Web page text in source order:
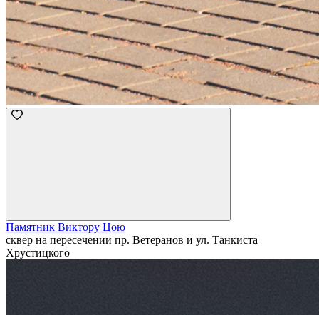
Памятник Виктору Цою
сквер на пересечении пр. Ветеранов и ул. Танкиста
Хрустицкого